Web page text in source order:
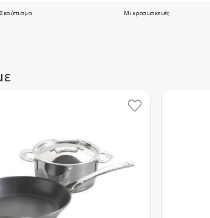
Σκούπισμα Μικροσυσκευές